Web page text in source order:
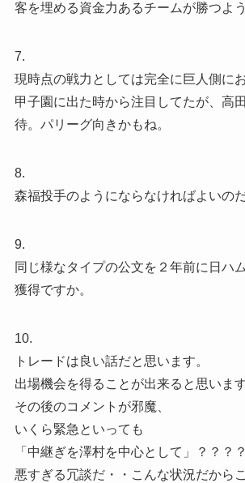
客を埋める資金力あるチームが勝つよう
7.
現時点の戦力としては完全に巨人側に
甲子園に出た時から注目してたが、高
待。パリーグ向きかもね。
8.
森福投手のようにならなければよいの
9.
同じ様なタイプの公文を２年前に日ハ
獲得ですか。
10.
トレードは良い話だと思います。
出場機会を得ることが出来ると思います
その後のコメントが邪魔、
いくら緊急といっても
「中継ぎを澤村を中心として」？？？？
悪すぎる冗談だ・・こんな状況だから